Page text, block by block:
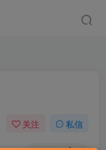
关注 私信